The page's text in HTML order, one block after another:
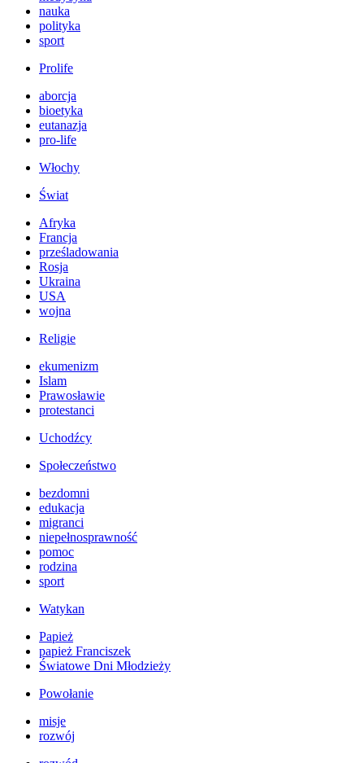
nauka
polityka
sport
Prolife
aborcja
bioetyka
eutanazja
pro-life
Włochy
Świat
Afryka
Francja
prześladowania
Rosja
Ukraina
USA
wojna
Religie
ekumenizm
Islam
Prawosławie
protestanci
Uchodźcy
Społeczeństwo
bezdomni
edukacja
migranci
niepełnosprawność
pomoc
rodzina
sport
Watykan
Papież
papież Franciszek
Światowe Dni Młodzieży
Powołanie
misje
rozwój